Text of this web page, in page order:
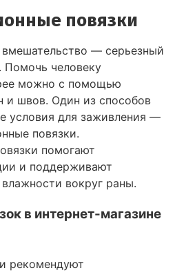
повязки
— серьезный
Помочь человеку
можно с помощью
и швов. Один из способов
условия для заживления —
повязки.
помогают
и поддерживают
вокруг раны.
в интернет-магазине
рекомендуют